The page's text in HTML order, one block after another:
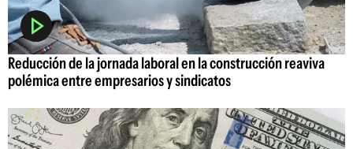
Reducción de la jornada laboral en la construcción reaviva
polémica entre empresarios y sindicatos